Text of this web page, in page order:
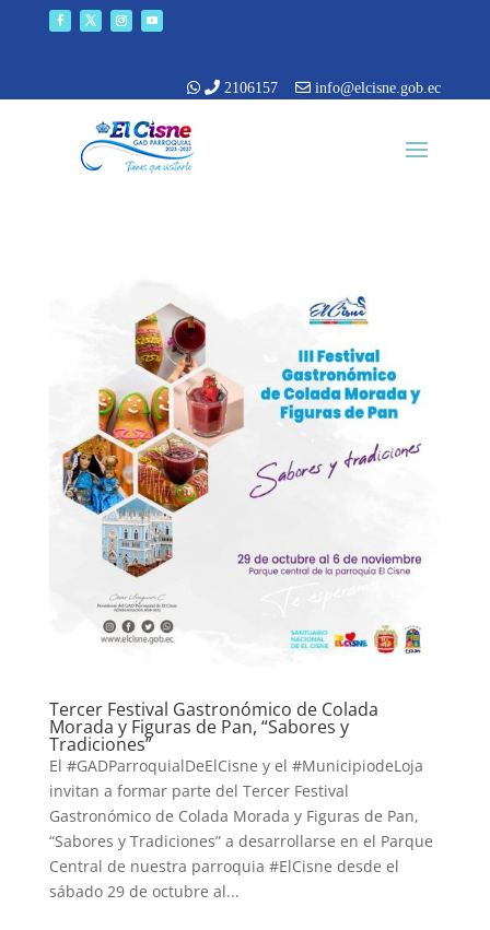
2106157 info@elcisne.gob.ec
Tercer Festival Gastronómico de Colada
Morada y Figuras de Pan, “Sabores y
Tradiciones”
El #GADParroquialDeElCisne y el #MunicipiodeLoja
invitan a formar parte del Tercer Festival
Gastronómico de Colada Morada y Figuras de Pan,
“Sabores y Tradiciones” a desarrollarse en el Parque
Central de nuestra parroquia #ElCisne desde el
sábado 29 de octubre al...